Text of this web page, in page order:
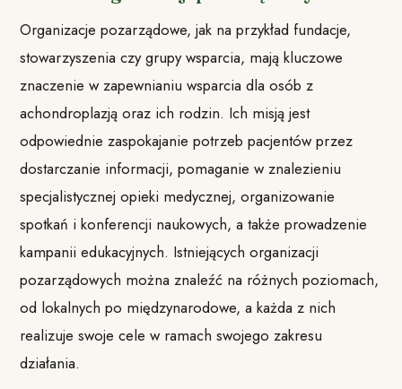
Organizacje pozarządowe, jak na przykład fundacje,
stowarzyszenia czy grupy wsparcia, mają kluczowe
znaczenie w zapewnianiu wsparcia dla osób z
achondroplazją oraz ich rodzin. Ich misją jest
odpowiednie zaspokajanie potrzeb pacjentów przez
dostarczanie informacji, pomaganie w znalezieniu
specjalistycznej opieki medycznej, organizowanie
spotkań i konferencji naukowych, a także prowadzenie
kampanii edukacyjnych. Istniejących organizacji
pozarządowych można znaleźć na różnych poziomach,
od lokalnych po międzynarodowe, a każda z nich
realizuje swoje cele w ramach swojego zakresu
działania.